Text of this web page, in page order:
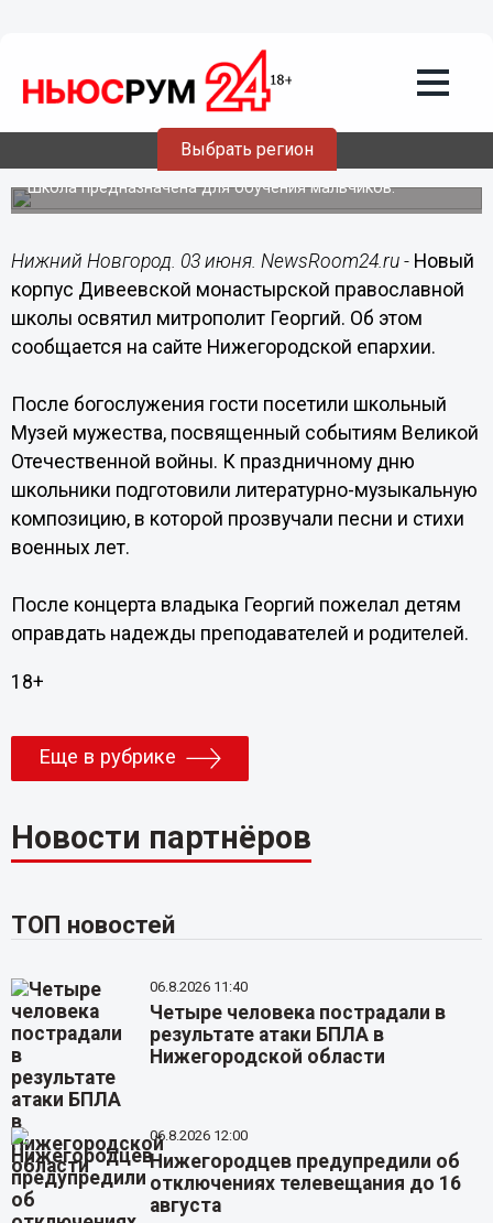
Выбрать регион
Новый корпус Дивеевской
монастырской православной школы
освятил митрополит Георгий
Школа предназначена для обучения мальчиков.
Нижний Новгород. 03 июня. NewsRoom24.ru - Новый
корпус Дивеевской монастырской православной
школы освятил митрополит Георгий. Об этом
сообщается на сайте Нижегородской епархии.
После богослужения гости посетили школьный
Музей мужества, посвященный событиям Великой
Отечественной войны. К праздничному дню
школьники подготовили литературно-музыкальную
композицию, в которой прозвучали песни и стихи
военных лет.
После концерта владыка Георгий пожелал детям
оправдать надежды преподавателей и родителей.
18+
Еще в рубрике
Новости партнёров
ТОП новостей
06.8.2026 11:40
Четыре человека пострадали в
результате атаки БПЛА в
Нижегородской области
06.8.2026 12:00
Нижегородцев предупредили об
отключениях телевещания до 16
августа